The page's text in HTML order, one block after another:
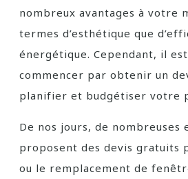
nombreux avantages à votre
termes d’esthétique que
énergétique. Cependant, il
commencer par obtenir un
planifier et budgétiser votre
De nos jours, de nombreuses
proposent des devis gratuits
ou le remplacement de